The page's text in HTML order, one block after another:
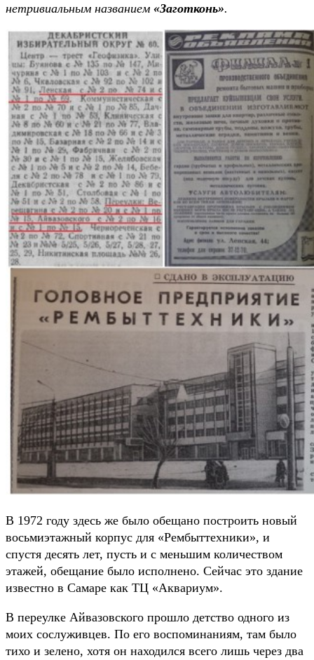
нетривиальным названием «Заготконь».
В 1972 году здесь же было обещано построить новый
восьмиэтажный корпус для «Рембыттехники», и
спустя десять лет, пусть и с меньшим количеством
этажей, обещание было исполнено. Сейчас это здание
известно в Самаре как ТЦ «Аквариум».
В переулке Айвазовского прошло детство одного из
моих сослуживцев. По его воспоминаниям, там было
тихо и зелено, хотя он находился всего лишь через два